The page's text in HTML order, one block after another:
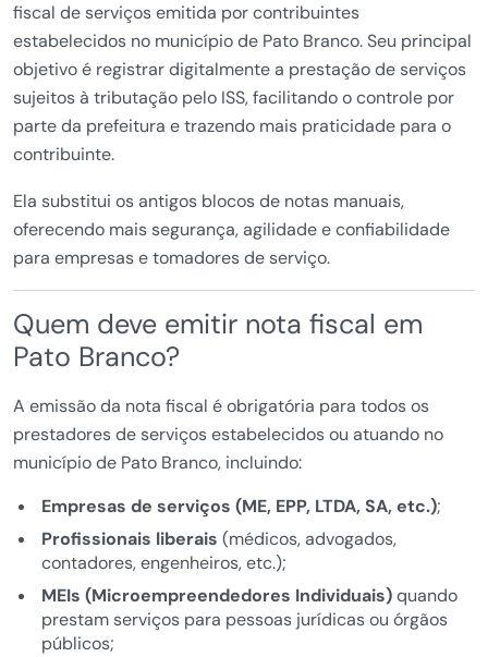
fiscal de serviços emitida por contribuintes
estabelecidos no município de Pato Branco. Seu principal
objetivo é registrar digitalmente a prestação de serviços
sujeitos à tributação pelo ISS, facilitando o controle por
parte da prefeitura e trazendo mais praticidade para o
contribuinte.
Ela substitui os antigos blocos de notas manuais,
oferecendo mais segurança, agilidade e confiabilidade
para empresas e tomadores de serviço.
Quem deve emitir nota fiscal em
Pato Branco?
A emissão da nota fiscal é obrigatória para todos os
prestadores de serviços estabelecidos ou atuando no
município de Pato Branco, incluindo:
Empresas de serviços (ME, EPP, LTDA, SA, etc.);
Profissionais liberais (médicos, advogados,
contadores, engenheiros, etc.);
MEIs (Microempreendedores Individuais)quando
prestam serviços para pessoas jurídicas ou órgãos
públicos;